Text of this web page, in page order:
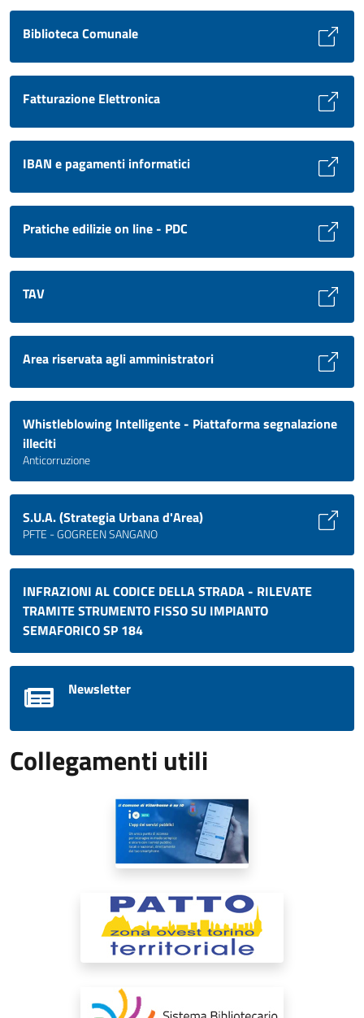
Biblioteca Comunale
Fatturazione Elettronica
IBAN e pagamenti informatici
Pratiche edilizie on line - PDC
TAV
Area riservata agli amministratori
Whistleblowing Intelligente - Piattaforma segnalazione
illeciti
Anticorruzione
S.U.A. (Strategia Urbana d'Area)
PFTE - GOGREEN SANGANO
INFRAZIONI AL CODICE DELLA STRADA - RILEVATE
TRAMITE STRUMENTO FISSO SU IMPIANTO
SEMAFORICO SP 184
Newsletter
Collegamenti utili